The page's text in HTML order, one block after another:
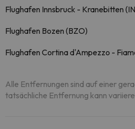
Flughafen Innsbruck - Kranebitten
Flughafen Bozen (BZO)
Flughafen Cortina d'Ampezzo -
Alle Entfernungen sind auf einer
tatsächliche Entfernung kann